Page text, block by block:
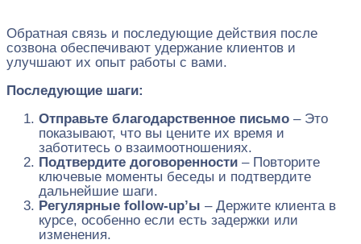
Обратная связь и последующие действия после
созвона обеспечивают удержание клиентов и
улучшают их опыт работы с вами.
Последующие шаги:
Отправьте благодарственное письмо – Это
показывают, что вы цените их время и
заботитесь о взаимоотношениях.
Подтвердите договоренности – Повторите
ключевые моменты беседы и подтвердите
дальнейшие шаги.
Регулярные follow-up’ы – Держите клиента в
курсе, особенно если есть задержки или
изменения.